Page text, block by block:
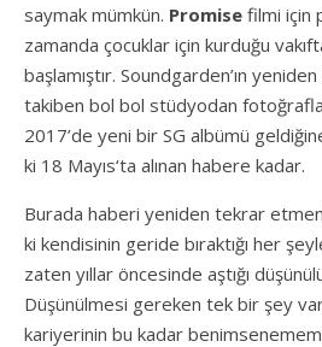
saymak mümkün. Promise filmi için
zamanda çocuklar için kurduğu
başlamıştır. Soundgarden’ın
takiben bol bol stüdyodan
2017’de yeni bir SG albümü
ki 18 Mayıs‘ta alınan habere kadar.
Burada haberi yeniden tekrar
ki kendisinin geride bıraktığı her
zaten yıllar öncesinde aştığı
Düşünülmesi gereken tek bir şey
kariyerinin bu kadar